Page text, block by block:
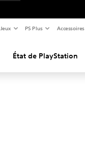
Jeux PS Plus Accessoires
État de PlayStation